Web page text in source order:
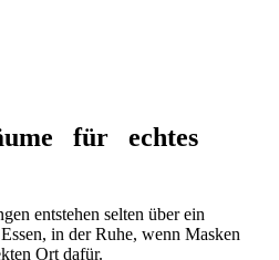
für echtes
entstehen selten über ein
in der Ruhe, wenn Masken
Ort dafür.